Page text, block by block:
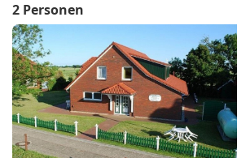
2 Personen